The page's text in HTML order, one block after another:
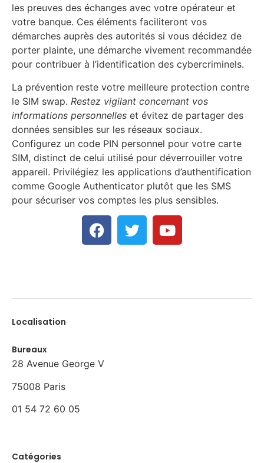
les preuves des échanges avec votre opérateur et
votre banque. Ces éléments faciliteront vos
démarches auprès des autorités si vous décidez de
porter plainte, une démarche vivement recommandée
pour contribuer à l’identification des cybercriminels.
La prévention reste votre meilleure protection contre
le SIM swap. Restez vigilant concernant vos
informations personnelles et évitez de partager des
données sensibles sur les réseaux sociaux.
Configurez un code PIN personnel pour votre carte
SIM, distinct de celui utilisé pour déverrouiller votre
appareil. Privilégiez les applications d’authentification
comme Google Authenticator plutôt que les SMS
pour sécuriser vos comptes les plus sensibles.
Localisation
Bureaux
28 Avenue George V
75008 Paris
01 54 72 60 05
Catégories